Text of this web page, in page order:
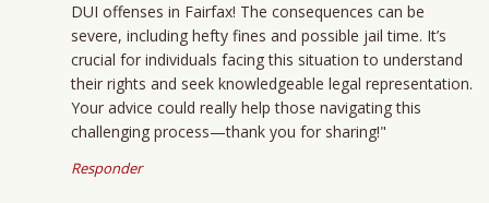
DUI offenses in Fairfax! The consequences can be
severe, including hefty fines and possible jail time. It’s
crucial for individuals facing this situation to understand
their rights and seek knowledgeable legal representation.
Your advice could really help those navigating this
challenging process—thank you for sharing!"
Responder